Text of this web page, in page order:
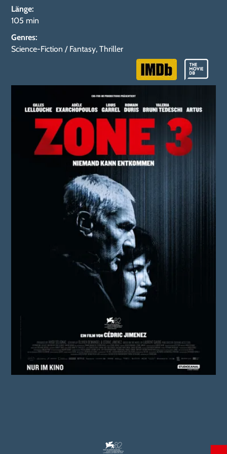
Länge:
105 min
Genres:
Science-Fiction / Fantasy,Thriller